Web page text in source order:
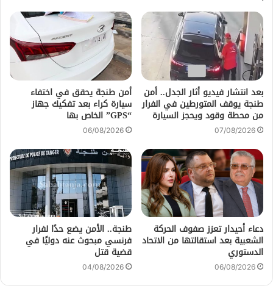
بعد انتشار فيديو أثار الجدل.. أمن
طنجة يوقف المتورطين في الفرار
من محطة وقود ويحجز السيارة
07/08/2026
أمن طنجة يحقق في اختفاء
سيارة كراء بعد تفكيك جهاز
“GPS” الخاص بها
06/08/2026
دعاء أحيدار تعزز صفوف الحركة
الشعبية بعد استقالتها من الاتحاد
الدستوري
06/08/2026
طنجة.. الأمن يضع حدًا لفرار
فرنسي مبحوث عنه دوليًا في
قضية قتل
04/08/2026